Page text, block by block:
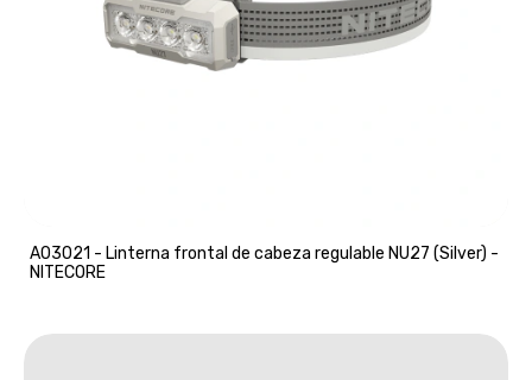
A03021 - Linterna frontal de cabeza regulable NU27 (Silver) -
NITECORE